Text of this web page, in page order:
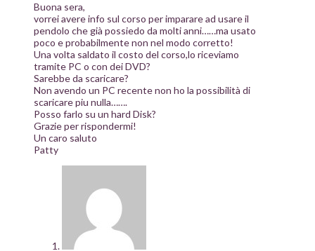
Buona sera,
vorrei avere info sul corso per imparare ad usare il
pendolo che già possiedo da molti anni……ma usato
poco e probabilmente non nel modo corretto!
Una volta saldato il costo del corso,lo riceviamo
tramite PC o con dei DVD?
Sarebbe da scaricare?
Non avendo un PC recente non ho la possibilità di
scaricare piu nulla…….
Posso farlo su un hard Disk?
Grazie per rispondermi!
Un caro saluto
Patty